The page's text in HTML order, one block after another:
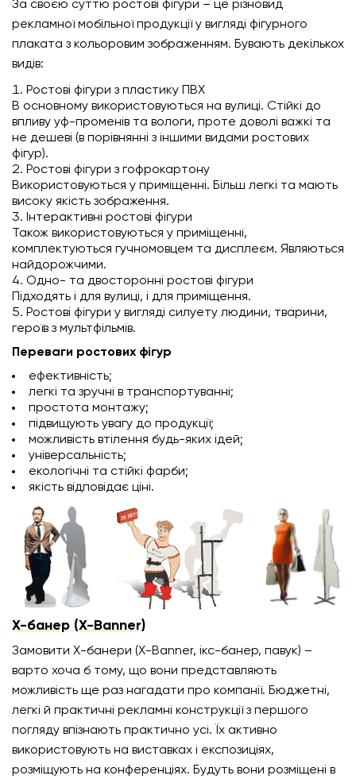
За своєю суттю ростові фігури – це різновид
рекламної мобільної продукції у вигляді фігурного
плаката з кольоровим зображенням. Бувають декількох
видів:
Ростові фігури з пластику ПВХ
В основному використовуються на вулиці. Стійкі до
впливу уф-променів та вологи, проте доволі важкі та
не дешеві (в порівнянні з іншими видами ростових
фігур).
Ростові фігури з гофрокартону
Використовуються у приміщенні. Більш легкі та мають
високу якість зображення.
Інтерактивні ростові фігури
Також використовуються у приміщенні,
комплектуються гучномовцем та дисплеєм. Являються
найдорожчими.
Одно- та двосторонні ростові фігури
Підходять і для вулиці, і для приміщення.
Ростові фігури у вигляді силуету людини, тварини,
героїв з мультфільмів.
Переваги ростових фігур
ефективність;
легкі та зручні в транспортуванні;
простота монтажу;
підвищують увагу до продукції;
можливість втілення будь-яких ідей;
універсальність;
екологічні та стійкі фарби;
якість відповідає ціні.
Х-банер (X-Banner)
Замовити Х-банери (X-Banner, ікс-банер, павук) –
варто хоча б тому, що вони представляють
можливість ще раз нагадати про компанії. Бюджетні,
легкі й практичні рекламні конструкції з першого
погляду впізнають практично усі. Їх активно
використовують на виставках і експозиціях,
розміщують на конференціях. Будуть вони розміщені в